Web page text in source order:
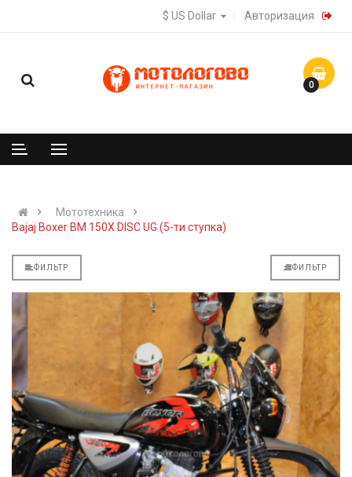
Авторизация
0
Мототехника
Bajaj Boxer BM 150X DISC UG (5-ти ступка)
ФИЛЬТР ФИЛЬТР